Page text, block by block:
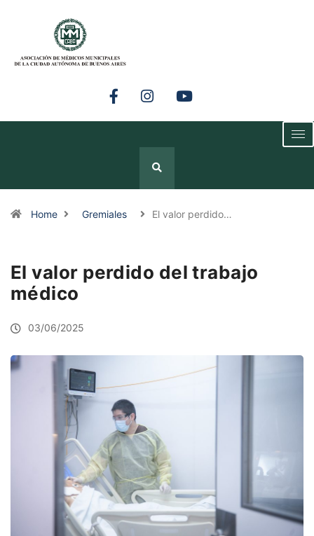
Home Gremiales El valor perdido…
El valor perdido del trabajo
médico
03/06/2025